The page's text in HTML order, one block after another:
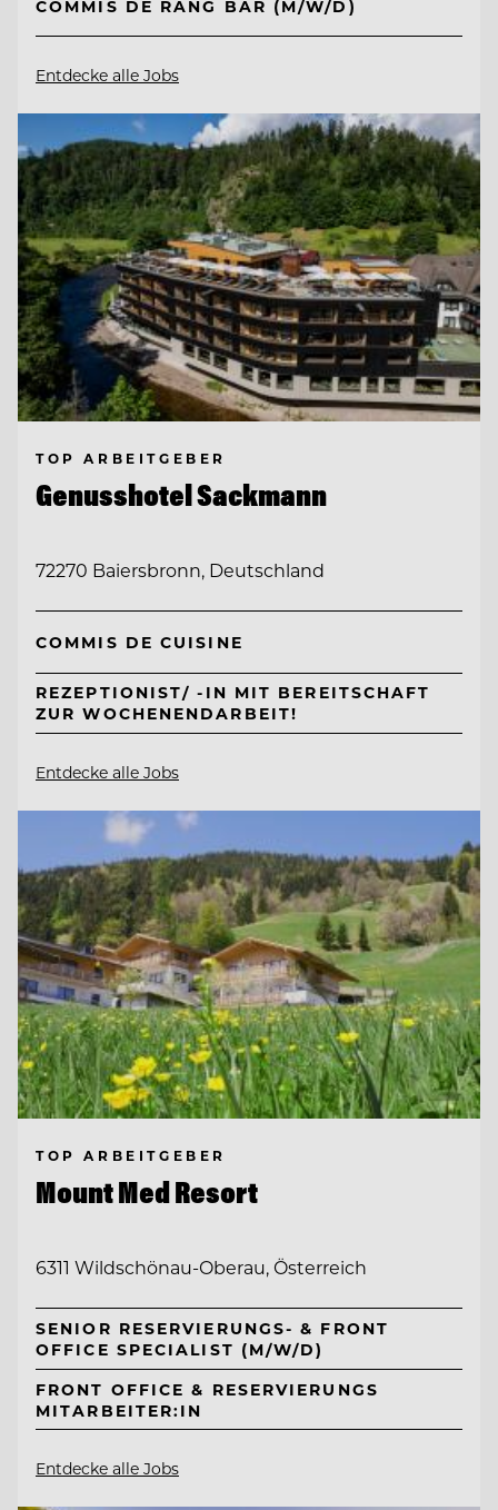
COMMIS DE RANG BAR (M/W/D)
Entdecke alle Jobs
TOP ARBEITGEBER
Genusshotel Sackmann
72270 Baiersbronn, Deutschland
COMMIS DE CUISINE
REZEPTIONIST/ -IN MIT BEREITSCHAFT
ZUR WOCHENENDARBEIT!
Entdecke alle Jobs
TOP ARBEITGEBER
Mount Med Resort
6311 Wildschönau-Oberau, Österreich
SENIOR RESERVIERUNGS- & FRONT
OFFICE SPECIALIST (M/W/D)
FRONT OFFICE & RESERVIERUNGS
MITARBEITER:IN
Entdecke alle Jobs